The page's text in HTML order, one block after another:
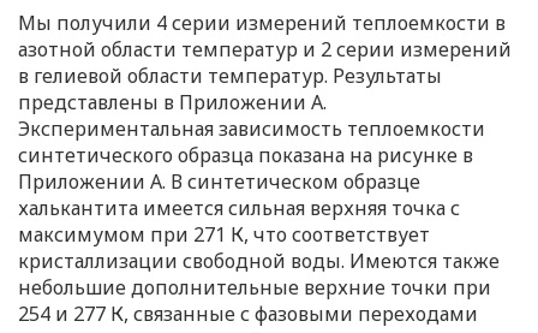
Мы получили 4 серии измерений теплоемкости в
азотной области температур и 2 серии измерений
в гелиевой области температур. Результаты
представлены в Приложении А.
Экспериментальная зависимость теплоемкости
синтетического образца показана на рисунке в
Приложении А. В синтетическом образце
халькантита имеется сильная верхняя точка с
максимумом при 271 К, что соответствует
кристаллизации свободной воды. Имеются также
небольшие дополнительные верхние точки при
254 и 277 К, связанные с фазовыми переходами